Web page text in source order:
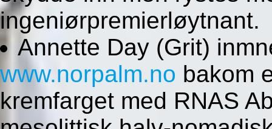
ingeniørpremierløytnant.
Annette Day (Grit)
www.norpalm.no bakom
kremfarget med RNAS